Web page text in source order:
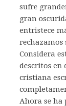
sufre
gran
entristece
rechazamos
Considera
descritos en
cristiana
Ahora se ha